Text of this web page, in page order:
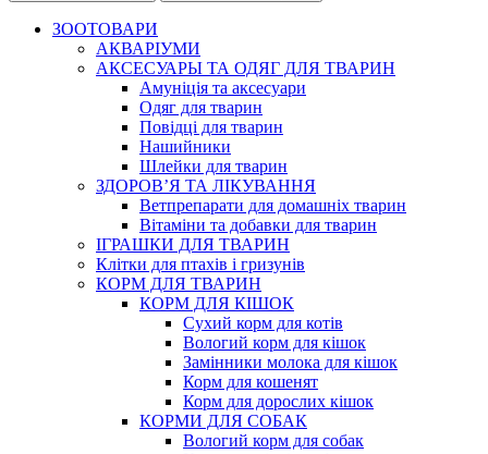
ЗООТОВАРИ
АКВАРІУМИ
АКСЕСУАРЫ ТА ОДЯГ ДЛЯ ТВАРИН
Амуніція та аксесуари
Одяг для тварин
Повідці для тварин
Нашийники
Шлейки для тварин
ЗДОРОВ’Я ТА ЛІКУВАННЯ
Ветпрепарати для домашніх тварин
Вітаміни та добавки для тварин
ІГРАШКИ ДЛЯ ТВАРИН
Клітки для птахів і гризунів
КОРМ ДЛЯ ТВАРИН
КОРМ ДЛЯ КІШОК
Сухий корм для котів
Вологий корм для кішок
Замінники молока для кішок
Корм для кошенят
Корм для дорослих кішок
КОРМИ ДЛЯ СОБАК
Вологий корм для собак